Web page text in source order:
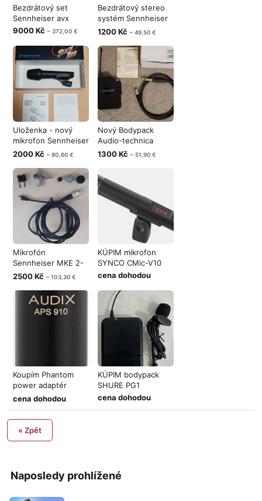
Naposledy prohlížené
Bezdrátový set
Sennheiser avx
9000 Kč ~ 372,00 €
Bezdrátový stereo
systém Sennheiser
Flex 5000
1200 Kč ~ 49,50 €
Uloženka - nový
mikrofon Sennheiser
Black Fi
2000 Kč ~ 80,60 €
Nový Bodypack
Audio-technica
ATW-T210A
1300 Kč ~ 51,90 €
Mikrofón
Sennheiser MKE 2-
2R pre bodypack
2500 Kč ~ 103,30 €
KÚPIM mikrofon
SYNCO CMic-V10
cena dohodou
Koupím Phantom
power adaptér
AUDIX APS910
cena dohodou
KÚPIM bodypack
SHURE PG1
cena dohodou
« Zpět